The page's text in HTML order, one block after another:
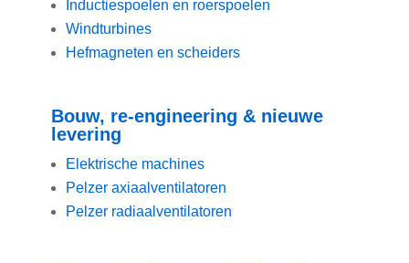
Inductiespoelen en roerspoelen
Windturbines
Hefmagneten en scheiders
Bouw, re-engineering & nieuwe
levering
Elektrische machines
Pelzer axiaalventilatoren
Pelzer radiaalventilatoren